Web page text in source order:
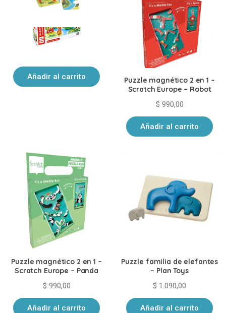
Puzzle Safari – Hape
Añadir al carrito
Puzzle magnético 2 en 1 –
Scratch Europe – Robot
$ 990,00
Añadir al carrito
Puzzle magnético 2 en 1 –
Scratch Europe – Panda
$ 990,00
Añadir al carrito
Puzzle familia de elefantes
– Plan Toys
$ 1.090,00
Añadir al carrito